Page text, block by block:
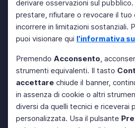
derivare osservazioni sul
prestare, rifiutare o revocare il tuo
incorrere in limitazioni sostanziali.
puoi visionare qui l'informativa
Premendo Acconsento,
strumenti equivalenti. Il tasto
accettare chiude il banner,
in assenza di cookie o altri
diversi da quelli tecnici e riceverai
personalizzata. Usa il pulsante